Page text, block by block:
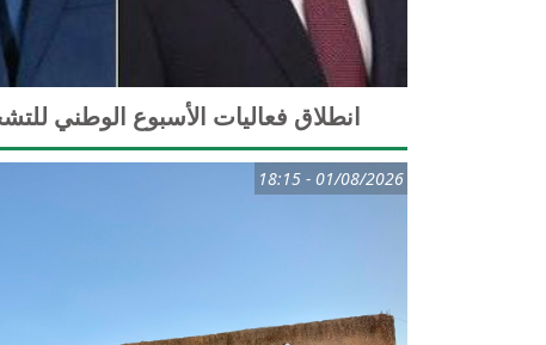
انطلاق فعاليات الأسبوع الوطني
01/08/2026 - 18:15